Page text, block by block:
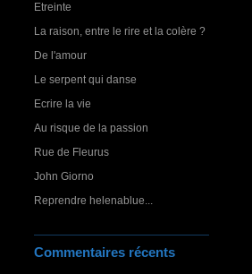
Etreinte
La raison, entre le rire et la colère ?
De l'amour
Le serpent qui danse
Ecrire la vie
Au risque de la passion
Rue de Fleurus
John Giorno
Reprendre helenablue...
Commentaires récents